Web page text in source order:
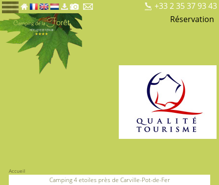
+33 2 35 37 93 43
Réservation
Accueil
Camping 4 etoiles près de Carville-Pot-de-Fer